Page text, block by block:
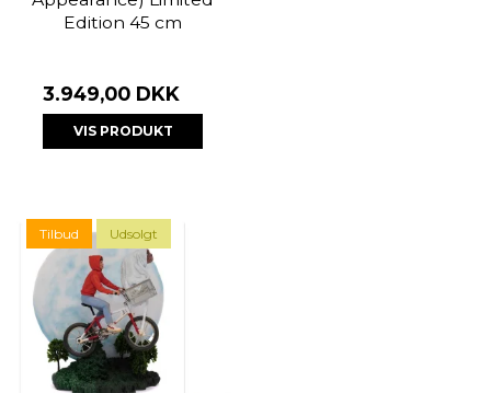
Edition 45 cm
3.949,00 DKK
VIS PRODUKT
Tilbud Udsolgt